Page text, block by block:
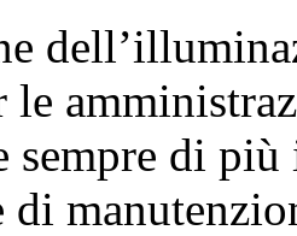
le
sempre di
di